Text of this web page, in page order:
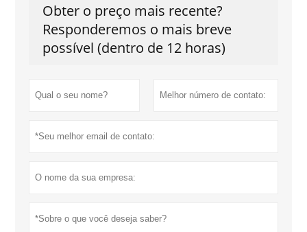
Obter o preço mais recente?
Responderemos o mais breve
possível (dentro de 12 horas)